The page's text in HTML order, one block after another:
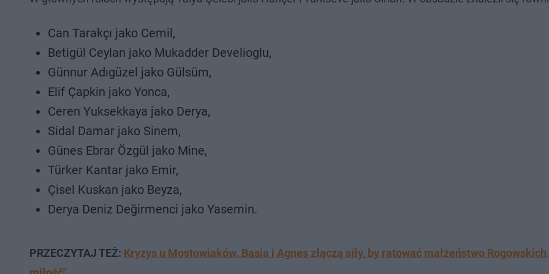
Can Tarakçı jako Cemil,
Betigül Ceylan jako Mukadder Develioglu,
Günnur Adıgüzel jako Gülsüm,
Elif Çapkin jako Yonca,
Ceren Yuksekkaya jako Derya,
Sidal Damar jako Sinem,
Günes Ebrar Özgül jako Mine,
Türker Kantar jako Emir,
Çisel Kuskan jako Beyza,
Derya Deniz Değirmenci jako Yasemin.
PRZECZYTAJ TEŻ: Kryzys u Mostowiaków. Basia i Agnes złączą siły, by ratować małżeństwo